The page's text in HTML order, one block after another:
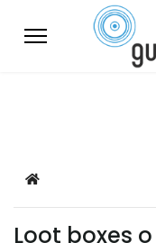
Home
Loot boxes